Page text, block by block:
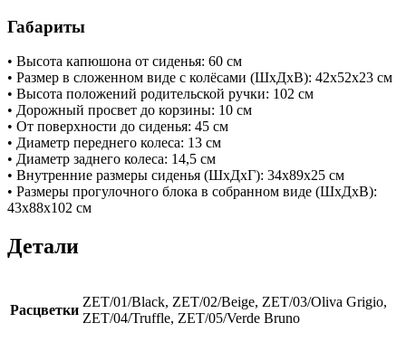
Габариты
• Высота капюшона от сиденья: 60 см
• Размер в сложенном виде с колёсами (ШхДхВ): 42х52х23 см
• Высота положений родительской ручки: 102 см
• Дорожный просвет до корзины: 10 см
• От поверхности до сиденья: 45 см
• Диаметр переднего колеса: 13 см
• Диаметр заднего колеса: 14,5 см
• Внутренние размеры сиденья (ШхДхГ): 34x89x25 см
• Размеры прогулочного блока в собранном виде (ШхДхВ):
43x88x102 см
Детали
Расцветки
ZET/01/Black, ZET/02/Beige, ZET/03/Oliva Grigio,
ZET/04/Truffle, ZET/05/Verde Bruno